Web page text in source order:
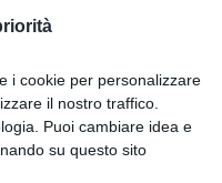
i cookie per personalizzare
il nostro traffico.
Puoi cambiare idea e
su questo sito